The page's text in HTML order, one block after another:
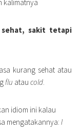
kalimatnya
sehat, sakit tetapi
kurang sehat atau
flu atau cold.
idiom ini kalau
mengatakannya:I